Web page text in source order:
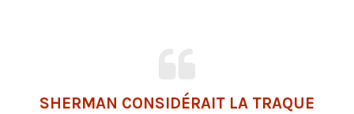
SHERMAN CONSIDÉRAIT LA TRAQUE